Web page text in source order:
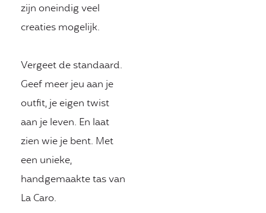
zijn oneindig veel
creaties mogelijk.
Vergeet de standaard.
Geef meer jeu aan je
outfit, je eigen twist
aan je leven. En laat
zien wie je bent. Met
een unieke,
handgemaakte tas van
La Caro.